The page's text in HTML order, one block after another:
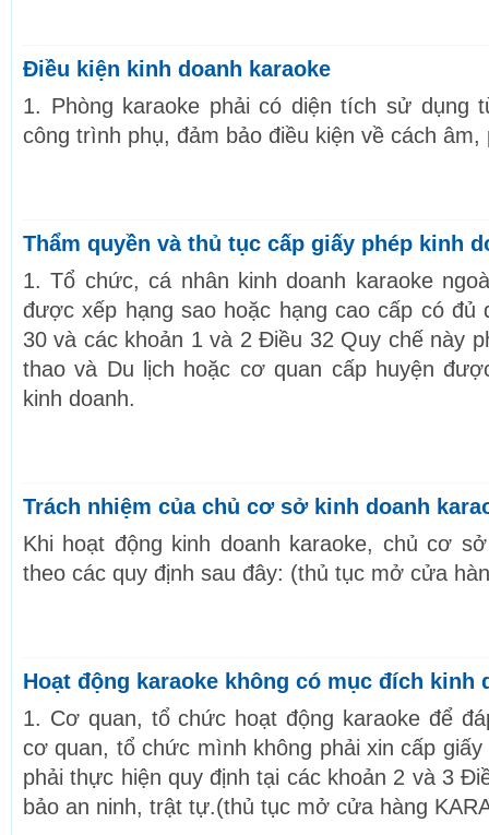
Điều kiện kinh doanh karaoke
1. Phòng karaoke phải có diện tích sử dụng
công trình phụ, đảm bảo điều kiện về cách
Thẩm quyền và thủ tục cấp giấy phép kinh
1. Tổ chức, cá nhân kinh doanh karaoke
được xếp hạng sao hoặc hạng cao cấp có đủ
30 và các khoản 1 và 2 Điều 32 Quy chế này
thao và Du lịch hoặc cơ quan cấp huyện
kinh doanh.
Trách nhiệm của chủ cơ sở kinh doanh
Khi hoạt động kinh doanh karaoke, chủ cơ
theo các quy định sau đây: (thủ tục mở cửa
Hoạt động karaoke không có mục đích kinh
1. Cơ quan, tổ chức hoạt động karaoke để
cơ quan, tổ chức mình không phải xin cấp
phải thực hiện quy định tại các khoản 2 và 3
bảo an ninh, trật tự.(thủ tục mở cửa hàng